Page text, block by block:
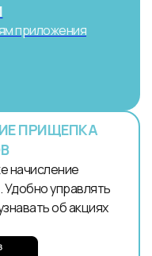
приложения
ПРИЩЕПКА
начисление
управлять
об акциях